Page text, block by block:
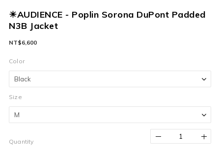
☀AUDIENCE - Poplin Sorona DuPont Padded
N3B Jacket
NT$6,600
Color
Size
Quantity